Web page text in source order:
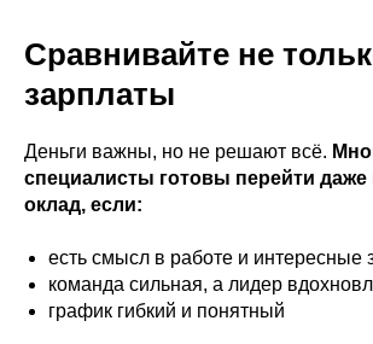
Сравнивайте не
зарплаты
Деньги важны, но не решают всё.
специалисты готовы перейти
оклад, если:
есть смысл в работе и интересные
команда сильная, а лидер
график гибкий и понятный